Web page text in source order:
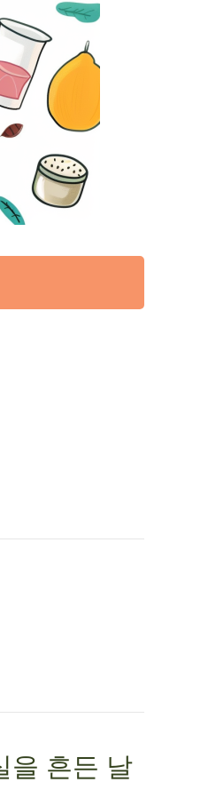
을 흔든 날